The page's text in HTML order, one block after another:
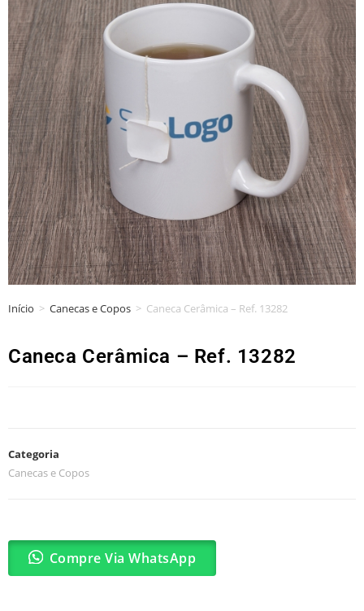
Início > Canecas e Copos > Caneca Cerâmica – Ref. 13282
Caneca Cerâmica – Ref. 13282
Categoria
Canecas e Copos
Compre Via WhatsApp